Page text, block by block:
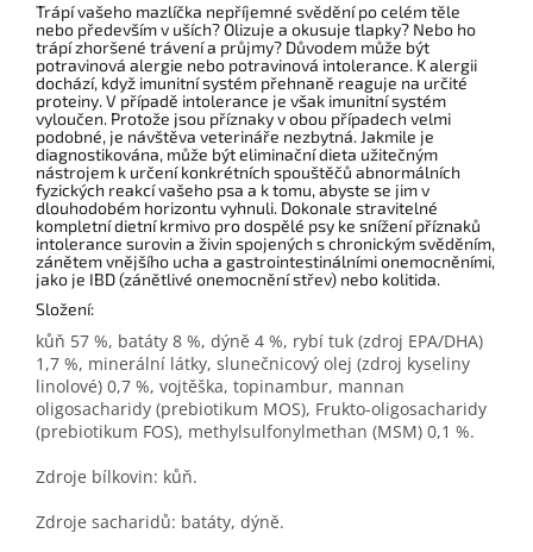
Trápí vašeho mazlíčka nepříjemné svědění po celém těle
nebo především v uších? Olizuje a okusuje tlapky? Nebo ho
trápí zhoršené trávení a průjmy? Důvodem může být
potravinová alergie nebo potravinová intolerance. K alergii
dochází, když imunitní systém přehnaně reaguje na určité
proteiny. V případě intolerance je však imunitní systém
vyloučen. Protože jsou příznaky v obou případech velmi
podobné, je návštěva veterináře nezbytná. Jakmile je
diagnostikována, může být eliminační dieta užitečným
nástrojem k určení konkrétních spouštěčů abnormálních
fyzických reakcí vašeho psa a k tomu, abyste se jim v
dlouhodobém horizontu vyhnuli. Dokonale stravitelné
kompletní dietní krmivo pro dospělé psy ke snížení příznaků
intolerance surovin a živin spojených s chronickým svěděním,
zánětem vnějšího ucha a gastrointestinálními onemocněními,
jako je IBD (zánětlivé onemocnění střev) nebo kolitida.
Složení:
kůň 57 %, batáty 8 %, dýně 4 %, rybí tuk (zdroj EPA/DHA)
1,7 %, minerální látky, slunečnicový olej (zdroj kyseliny
linolové) 0,7 %, vojtěška, topinambur, mannan
oligosacharidy (prebiotikum MOS), Frukto-oligosacharidy
(prebiotikum FOS), methylsulfonylmethan (MSM) 0,1 %.
Zdroje bílkovin: kůň.
Zdroje sacharidů: batáty, dýně.